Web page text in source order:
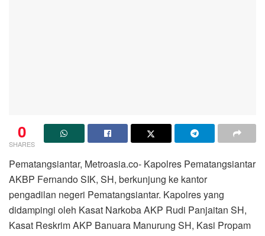
0
SHARES
Pematangsiantar, Metroasia.co- Kapolres Pematangsiantar
AKBP Fernando SIK, SH, berkunjung ke kantor
pengadilan negeri Pematangsiantar. Kapolres yang
didampingi oleh Kasat Narkoba AKP Rudi Panjaitan SH,
Kasat Reskrim AKP Banuara Manurung SH, Kasi Propam